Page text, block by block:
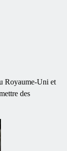
Royaume-Uni et
des